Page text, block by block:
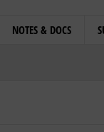
NOTES & DOCS